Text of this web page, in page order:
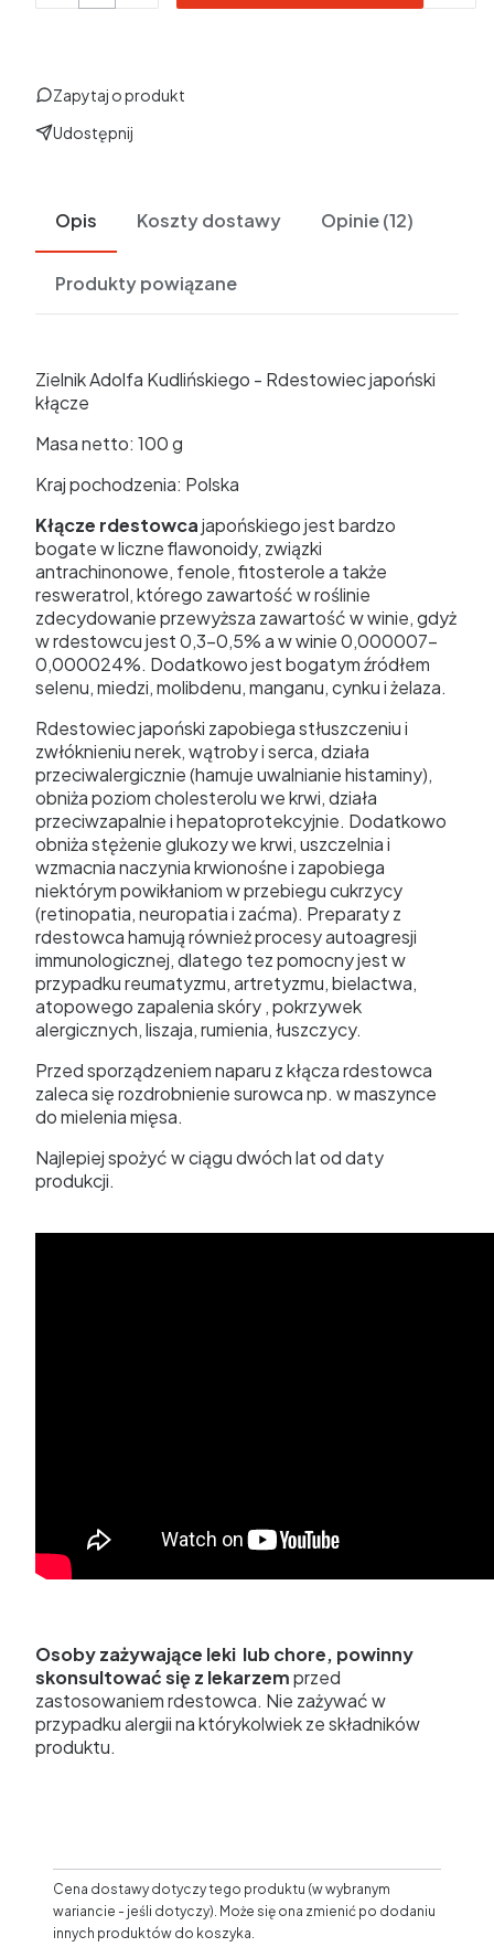
Zapytaj o produkt
Udostępnij
Opis Koszty dostawy Opinie (12)
Produkty powiązane
Zielnik Adolfa Kudlińskiego - Rdestowiec japoński
kłącze
Masa netto: 100 g
Kraj pochodzenia: Polska
Kłącze rdestowcajapońskiego jest bardzo
bogate w liczne flawonoidy, związki
antrachinonowe, fenole, fitosterole a także
resweratrol, którego zawartość w roślinie
zdecydowanie przewyższa zawartość w winie, gdyż
w rdestowcu jest 0,3-0,5% a w winie 0,000007-
0,000024%. Dodatkowo jest bogatym źródłem
selenu, miedzi, molibdenu, manganu, cynku i żelaza.
Rdestowiec japoński zapobiega stłuszczeniu i
zwłóknieniu nerek, wątroby i serca, działa
przeciwalergicznie (hamuje uwalnianie histaminy),
obniża poziom cholesterolu we krwi, działa
przeciwzapalnie i hepatoprotekcyjnie. Dodatkowo
obniża stężenie glukozy we krwi, uszczelnia i
wzmacnia naczynia krwionośne i zapobiega
niektórym powikłaniom w przebiegu cukrzycy
(retinopatia, neuropatia i zaćma). Preparaty z
rdestowca hamują również procesy autoagresji
immunologicznej, dlatego tez pomocny jest w
przypadku reumatyzmu, artretyzmu, bielactwa,
atopowego zapalenia skóry , pokrzywek
alergicznych, liszaja, rumienia, łuszczycy.
Przed sporządzeniem naparu z kłącza rdestowca
zaleca się rozdrobnienie surowca np. w maszynce
do mielenia mięsa.
Najlepiej spożyć w ciągu dwóch lat od daty
produkcji.
Osoby zażywające leki lub chore, powinny
skonsultować się z lekarzemprzed
zastosowaniem rdestowca. Nie zażywać w
przypadku alergii na którykolwiek ze składników
produktu.
Cena dostawy dotyczy tego produktu (w wybranym
wariancie - jeśli dotyczy). Może się ona zmienić po dodaniu
innych produktów do koszyka.